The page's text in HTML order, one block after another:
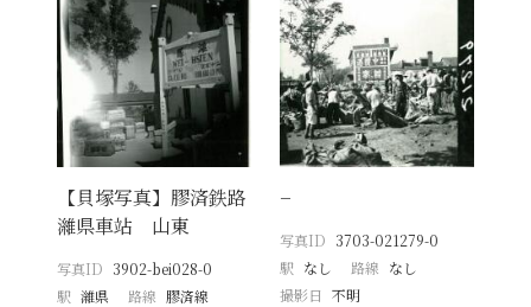
【貝塚写真】膠済鉄路
濰県車站 山東
写真ID 3902-bei028-0
駅 濰県 路線 膠済線
−
写真ID 3703-021279-0
駅 なし 路線 なし
撮影日 不明